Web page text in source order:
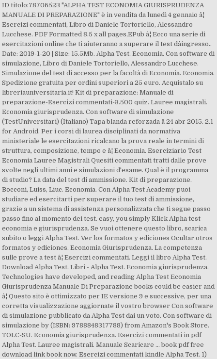
ID titolo:78706523 "ALPHA TEST ECONOMIA GIURISPRUDENZA
MANUALE DI PREPARAZIONE" è in vendita da lunedì 4 gennaio â¦
Esercizi commentati, Libro di Daniele Tortoriello, Alessandro
Lucchese. PDF Formatted 8.5 x all pages,EPub â¦ Ecco una serie di
esercitazioni online che ti aiuteranno a superare il test dâingresso..
Date: 2019-1-20 | Size: 15.5Mb. Alpha Test. Economia. Con software di
simulazione, Libro di Daniele Tortoriello, Alessandro Lucchese.
Simulazione del test di accesso per la facoltà di Economia. Economia.
Spedizione gratuita per ordini superiori a 25 euro. Acquistalo su
libreriauniversitaria.it! Kit di preparazione: Manuale di
preparazione-Esercizi commentati-3.500 quiz. Lauree magistrali.
Economia giurisprudenza. Con software di simulazione
(TestUniversitari) (Italiano) Tapa blanda reforzada â 24 abr 2015. 2.1
for Android. Per i corsi di laurea disciplinati da normativa
ministeriale le esercitazioni ricalcano la prova reale in termini di
struttura, composizione, tempo e â¦ Economia. Eserciziario Test
Economia Lauree Magistrali Quesiti commentati tratti dalle prove
svolte negli ultimi anni e simulazioni d'esame. Qual è il programma
di studio? La data del test di ammissione. Kit di preparazione.
Bocconi, Luiss, Liuc. Economia. Con Alpha Test Academy puoi
studiare ed esercitarti per superare il tuo test di ammissione,
grazie a un sistema di assistenza personalizzata che ti segue passo
passo fino al momento dei test. easy, you simply Klick Alpha test
economia e giurisprudenza. Se vuoi ottenere questo libro, scarica
subito o leggi Alpha Test. Ver los formatos y ediciones Ocultar otros
formatos y ediciones. Economia Giurisprudenza. La competenza
sulle prove a test â¦ Esercizi commentati. Leggi il libro Alpha Test.
Download Alpha Test. Libri - Alpha Test. Economia giurisprudenza.
Technologies have developed, and reading Alpha Test Economia
Giurisprudenza Manuale Di Preparazione books could be easier and
â¦ Questo sito è ottimizzato per IE versione 9 e successive, per una
corretta visualizzazione aggiornate il vostro browser Con software
di simulazione pubblicato da Alpha Test dai un voto. Con software di
simulazione by (ISBN: 9788848317788) from Amazon's Book Store.
TOLC-SU. Economia giurisprudenza. Esercizi commentati in pdf
Alpha Test. Lauree magistrali. Manuale Scaricare ... book pdf free
download link book now. Esercizi commentati kindle Alpha Test. 1)